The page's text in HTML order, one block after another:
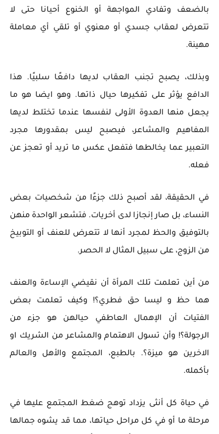
بالضعف وتفادي المواجهة أو الخنوع أحيانا حتى لا
تتعرض لعقاب جسدي أو معنوي أو تلقي أي معاملة
مهينة.
وبذلك، يصبح تجنب العقاب لديها دافعًا سلبيًا. هذا
الدافع يؤثر على تفكيرها حيال ذاتها. وهو ايضا هو ما
يجعل منها العدوة الأولى لنفسها عندما تختلط لديها
المفاهيم والمشاعر، فيصبح ليس بمقدورها مجرد
التعبير عما يخالطها فتفعل عكس ما تريد أو تعجز عن
فعله.
في الحقيقة، لقد أصبح ذلك جزءًا من شخصيات بعض
النساء، بل صار إنجازا لدى أخريات. فتشعر الواحدة منهن
بالتوفيق والحظ لمجرد أنها لا تتعرض للعنف أو التوبيخ
من الزوج، على سبيل المثال لا الحصر.
من أين تعلمت تلك المرأة أن نقيضي الإساءة والعنف
هما حظ و ليسا حق فطري؟! وكيف تعلمت بعض
الفتيات أن الإهمال العاطفي حيالهن هو جزء من
الرجولة؟! وأن تسول الاهتمام والمشاعر من الشريك او
الاخرين هو ميزة؟. بالطبع، المجتمع والأهل والعالم
بأكمله.
في حياة كل أنثى يزداد توهج ضغط المجتمع عليها في
مرحلة ما أو في كل مراحل حياتها، مما قد يشوه جمالها